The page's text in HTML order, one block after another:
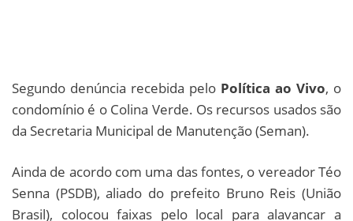
Segundo denúncia recebida pelo Política ao Vivo, o
condomínio é o Colina Verde. Os recursos usados são
da Secretaria Municipal de Manutenção (Seman).
Ainda de acordo com uma das fontes, o vereador Téo
Senna (PSDB), aliado do prefeito Bruno Reis (União
Brasil), colocou faixas pelo local para alavancar a